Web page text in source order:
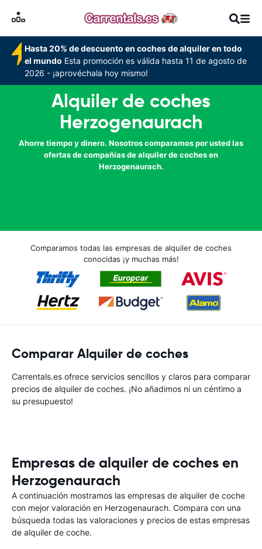
Hasta 20% de descuento en coches de alquiler en todo
el mundo Esta promoción es válida hasta 11 de agosto de
2026 - ¡aprovéchala hoy mismo!
Alquiler de coches
Herzogenaurach
Ahorre tiempo y dinero. Nosotros comparamos por usted las
ofertas de compañías de alquiler de coches en
Herzogenaurach.
Comparamos todas las empresas de alquiler de coches
conocidas ¡y muchas más!
Comparar Alquiler de coches
Carrentals.es ofrece servicios sencillos y claros para comparar
precios de alquiler de coches. ¡No añadimos ni un céntimo a
su presupuesto!
Empresas de alquiler de coches en
Herzogenaurach
A continuación mostramos las empresas de alquiler de coche
con mejor valoración en Herzogenaurach. Compara con una
búsqueda todas las valoraciones y precios de estas empresas
de alquiler de coche.